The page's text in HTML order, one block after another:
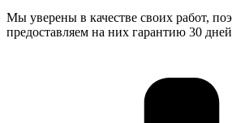
Мы уверены в качестве своих работ,
предоставляем на них гарантию 30